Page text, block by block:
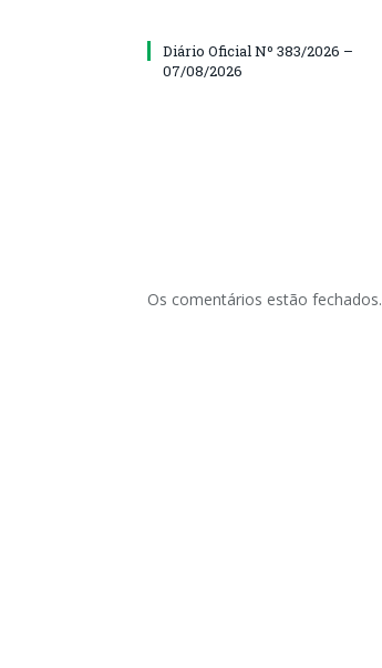
Diário Oficial Nº 383/2026 –
07/08/2026
Os comentários estão fechados.